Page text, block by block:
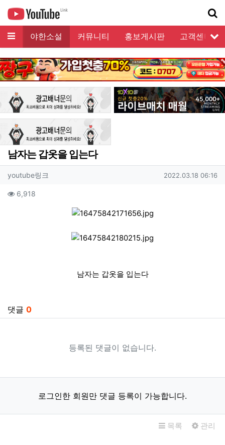
메뉴
음 야한소설 커뮤니티 홍보게시판
고객센터
남자는 갑옷을 입는다
작성자 정보
youtube링크 작성일
2022.03.18 06:16
컨텐츠 정보
6,918
남자는 갑옷을 입는다
댓글 0
등록된 댓글이 없습니다.
로그인한 회원만 댓글 등록이 가능합니다.
목록 관리